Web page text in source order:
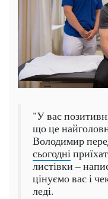
"У вас
що це
Володимир
сьогодні
листівки –
цінуємо вас і
леді.